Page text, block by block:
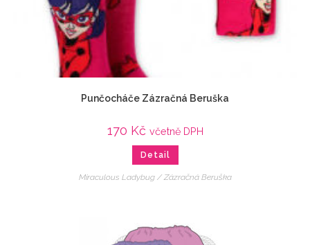
Punčocháče Zázračná Beruška
170 Kč včetně DPH
Detail
Miraculous Ladybug / Zázračná Beruška